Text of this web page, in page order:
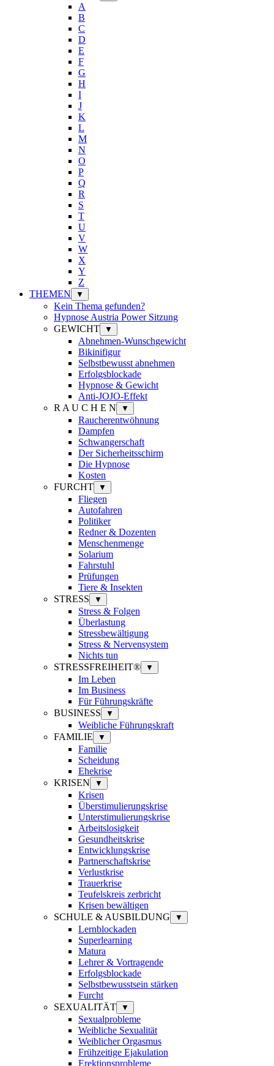
A
B
C
D
E
F
G
H
I
J
K
L
M
N
O
P
Q
R
S
T
U
V
W
X
Y
Z
THEMEN
▼
Kein Thema gefunden?
Hypnose Austria Power Sitzung
GEWICHT
▼
Abnehmen-Wunschgewicht
Bikinifigur
Selbstbewusst abnehmen
Erfolgsblockade
Hypnose & Gewicht
Anti-JOJO-Effekt
R A U C H E N
▼
Raucherentwöhnung
Dampfen
Schwangerschaft
Der Sicherheitsschirm
Die Hypnose
Kosten
FURCHT
▼
Fliegen
Autofahren
Politiker
Redner & Dozenten
Menschenmenge
Solarium
Fahrstuhl
Prüfungen
Tiere & Insekten
STRESS
▼
Stress & Folgen
Überlastung
Stressbewältigung
Stress & Nervensystem
Nichts tun
STRESSFREIHEIT®
▼
Im Leben
Im Business
Für Führungskräfte
BUSINESS
▼
Weibliche Führungskraft
FAMILIE
▼
Familie
Scheidung
Ehekrise
KRISEN
▼
Krisen
Überstimulierungskrise
Unterstimulierungskrise
Arbeitslosigkeit
Gesundheitskrise
Entwicklungskrise
Partnerschaftskrise
Verlustkrise
Trauerkrise
Teufelskreis zerbricht
Krisen bewältigen
SCHULE & AUSBILDUNG
▼
Lernblockaden
Superlearning
Matura
Lehrer & Vortragende
Erfolgsblockade
Selbstbewusstsein stärken
Furcht
SEXUALITÄT
▼
Sexualprobleme
Weibliche Sexualität
Weiblicher Orgasmus
Frühzeitige Ejakulation
Erektionsprobleme